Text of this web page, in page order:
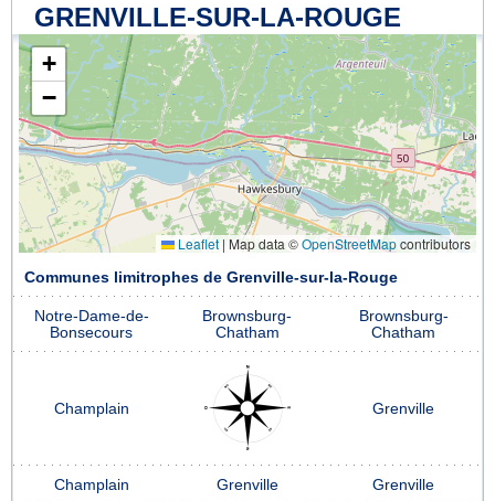
GRENVILLE-SUR-LA-ROUGE
+
−
Leaflet | Map data ©OpenStreetMapcontributors
Communes limitrophes de Grenville-sur-la-Rouge
Notre-Dame-de-
Bonsecours
Brownsburg-
Chatham
Brownsburg-
Chatham
Champlain Grenville
Champlain Grenville Grenville